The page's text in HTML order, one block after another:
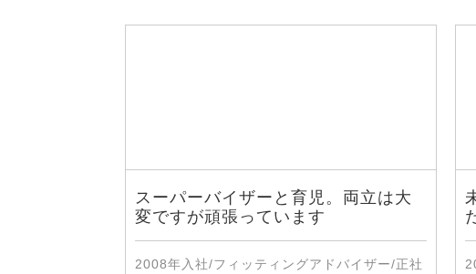
スーパーバイザーと育児。両立は大
変ですが頑張っています
2008年入社/フィッティングアドバイザー/正社